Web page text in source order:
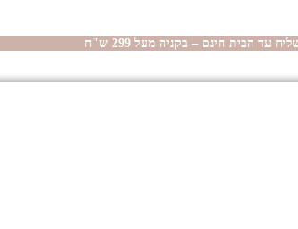
עד הבית חינם – בקניה מעל 299 ש"ח